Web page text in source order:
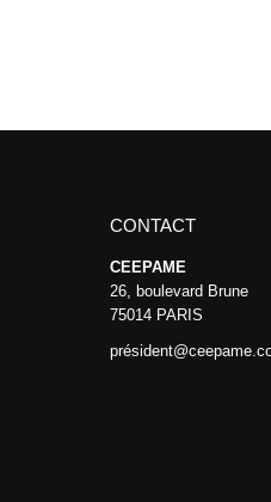
CONTACT
CEEPAME
26, boulevard Brune
75014 PARIS